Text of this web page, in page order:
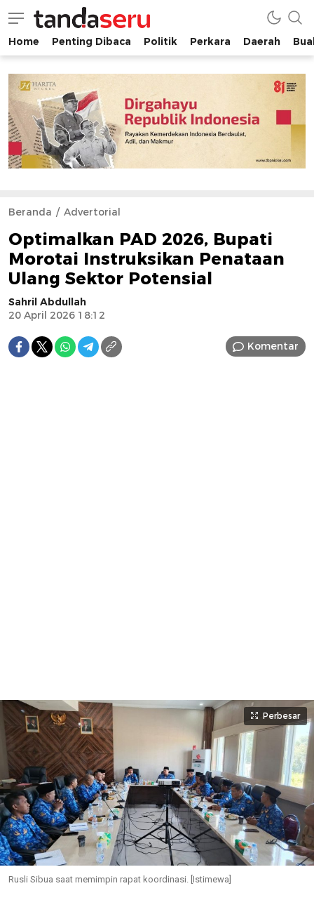
tandaseru.com | Penting Dibaca
tandaseru.com
Home Penting Dibaca Politik Perkara Daerah
Beranda Advertorial
​Optimalkan PAD 2026, Bupati
Morotai Instruksikan Penataan
Ulang Sektor Potensial
Sahril Abdullah
20 April 2026 18:12
Komentar
Perbesar
Rusli Sibua saat memimpin rapat koordinasi. [Istimewa]